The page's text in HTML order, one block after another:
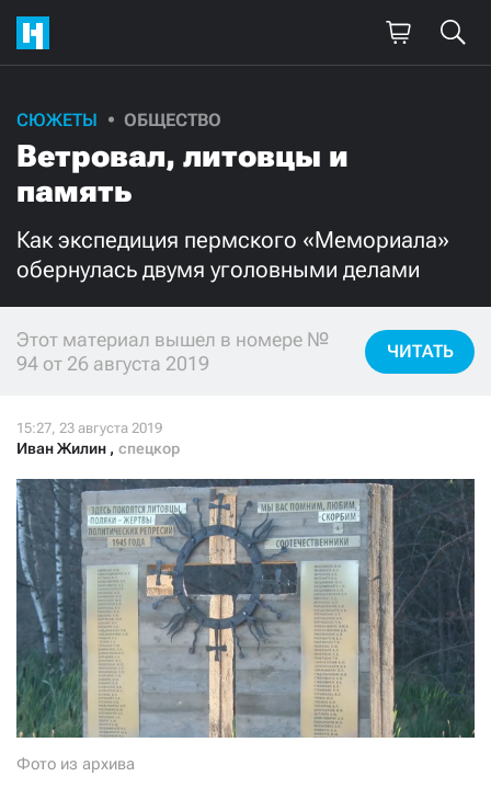
СЮЖЕТЫ ОБЩЕСТВО
Ветровал, литовцы и
память
Как экспедиция пермского «Мемориала»
обернулась двумя уголовными делами
Этот материал вышел в номере №
94 от 26 августа 2019
ЧИТАТЬ
Иван Жилин , спецкор
Фото из архива
Поддержите
нашу работу!
Ежемесячно
3000 1000
500
Нажимая кнопку «Стать соучастником»,
СТАТЬ СОУЧАСТНИКОМ
ПОДЕЛИТЬСЯ С ДРУЗЬЯМИ
Если у вас есть вопросы, пишите donate@novayagazeta.ru или
звоните:
+7 (929) 612-03-68